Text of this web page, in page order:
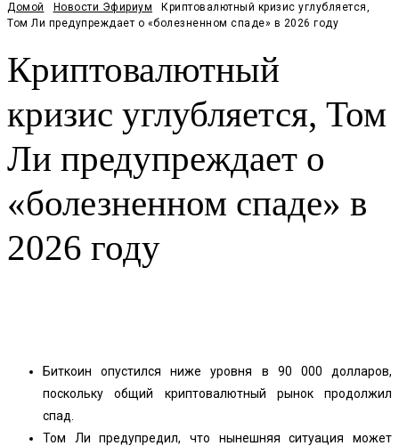
Домой Новости Эфириум
Криптовалютный кризис углубляется,
Том Ли предупреждает о «болезненном спаде» в 2026 году
Криптовалютный
кризис углубляется, Том
Ли предупреждает о
«болезненном спаде» в
2026 году
Биткоин опустился ниже уровня в 90 000 долларов,
поскольку общий криптовалютный рынок продолжил
спад.
Том Ли предупредил, что нынешняя ситуация может